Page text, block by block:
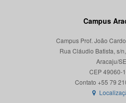
Campus
Campus Prof. João
Rua Cláudio Batista, s/
Aracaju/SE
CEP 49060-